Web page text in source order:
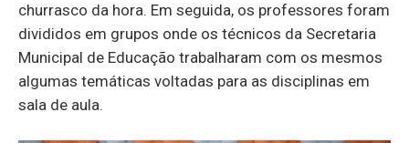
churrasco da hora. Em seguida, os professores foram
divididos em grupos onde os técnicos da Secretaria
Municipal de Educação trabalharam com os mesmos
algumas temáticas voltadas para as disciplinas em
sala de aula.